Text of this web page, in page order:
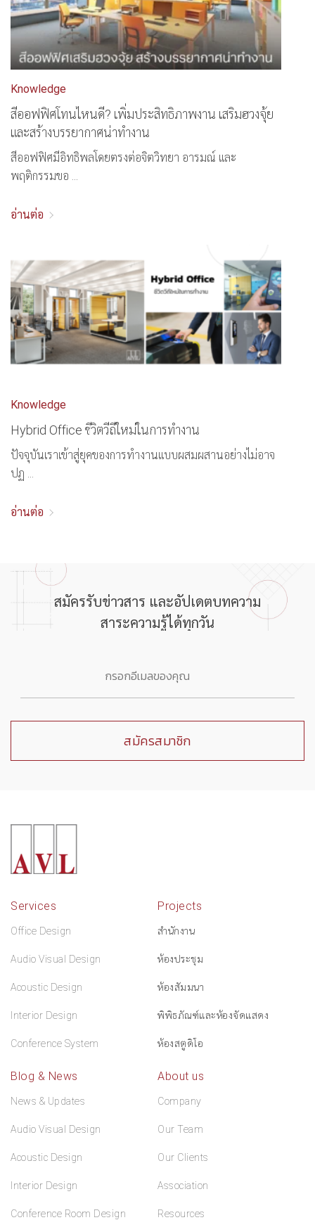
Knowledge
สีออฟฟิศโทนไหนดี? เพิ่มประสิทธิภาพงาน เสริมฮวงจุ้ย
และสร้างบรรยากาศน่าทำงาน
สีออฟฟิศมีอิทธิพลโดยตรงต่อจิตวิทยา อารมณ์ และ
พฤติกรรมขอ ...
อ่านต่อ
Knowledge
Hybrid Office ชีวิตวีถีใหม่ในการทำงาน
ปัจจุบันเราเข้าสู่ยุคของการทำงานแบบผสมผสานอย่างไม่อาจ
ปฏ ...
อ่านต่อ
สมัครรับข่าวสาร และอัปเดตบทความ
สาระความรู้ได้ทุกวัน
Services
Office Design
Audio Visual Design
Acoustic Design
Interior Design
Conference System
Projects
สำนักงาน
ห้องประชุม
ห้องสัมมนา
พิพิธภัณฑ์และห้องจัดแสดง
ห้องสตูดิโอ
Blog & News
News & Updates
Audio Visual Design
Acoustic Design
Interior Design
Conference Room Design
About us
Company
Our Team
Our Clients
Association
Resources